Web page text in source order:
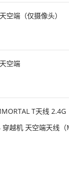
空端（仅摄像头）
空端
T天线 2.4G
穿越机 天空端天线（